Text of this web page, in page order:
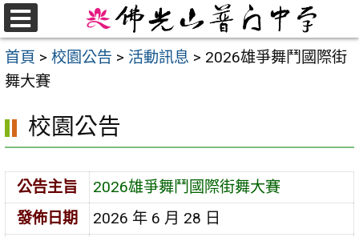
跳
至
主
要
首頁 > 校園公告 > 活動訊息 > 2026雄爭舞鬥國際街
舞大賽
校園公告
公告主旨
2026雄爭舞鬥國際街舞大賽
發佈日期
2026 年 6 月 28 日
選
單